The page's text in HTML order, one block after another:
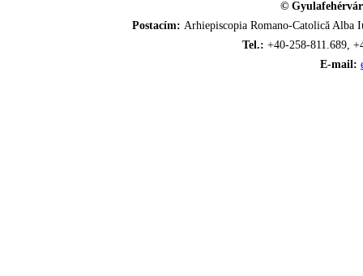
©
Postacím: Arhiepiscopia Romano-Catolică
Tel.: +40-258-811.689,
E-mail: